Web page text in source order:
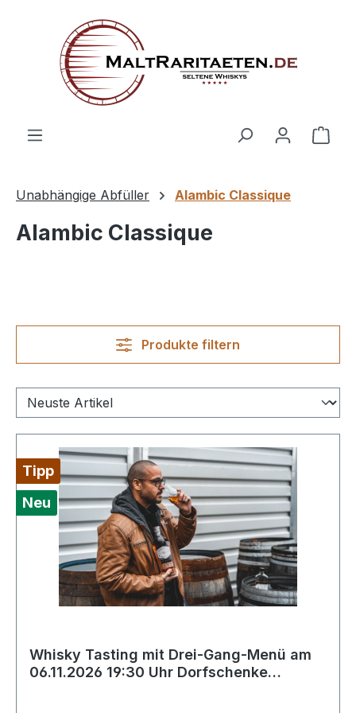
Unabhängige Abfüller Alambic Classique
Alambic Classique
Produkte filtern
Tipp
Neu
Whisky Tasting mit Drei-Gang-Menü am
06.11.2026 19:30 Uhr Dorfschenke